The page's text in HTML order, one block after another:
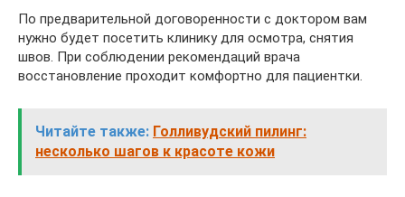
По предварительной договоренности с доктором вам
нужно будет посетить клинику для осмотра, снятия
швов. При соблюдении рекомендаций врача
восстановление проходит комфортно для пациентки.
Читайте также: Голливудский пилинг:
несколько шагов к красоте кожи